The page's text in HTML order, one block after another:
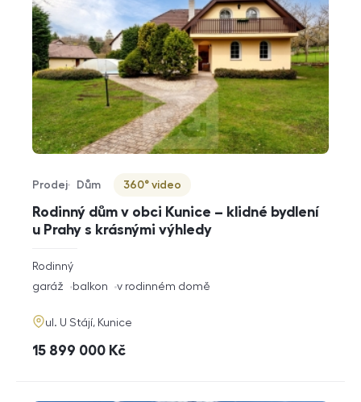
Rodinný dům v obci Kunice – klidné bydlení
u Prahy s krásnými výhledy
Typ nabídky
Prodej
Typ nemovitosti
Dům
Virtuální prohlídka
360° video
rozměry
dispozice
Rodinný
funkce
garáž balkon v rodinném domě
adresa
ul. U Stájí, Kunice
cena
15 899 000 Kč